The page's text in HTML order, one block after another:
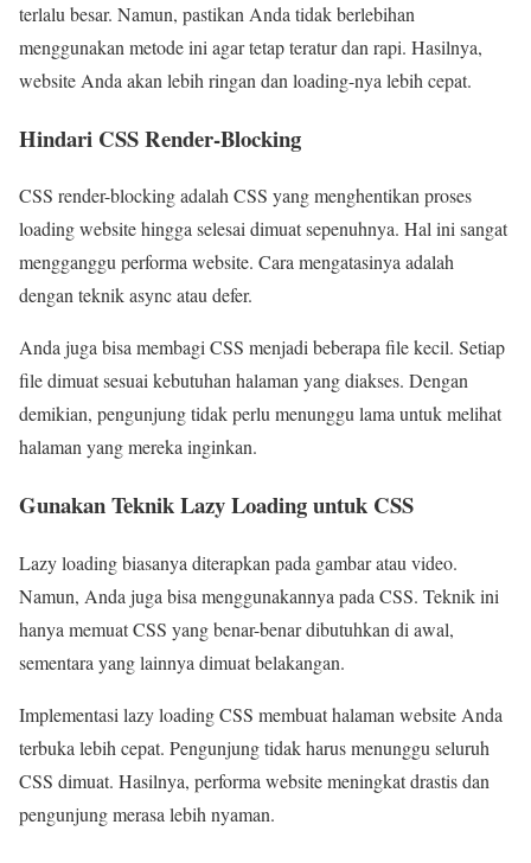
terlalu besar. Namun, pastikan Anda tidak berlebihan
menggunakan metode ini agar tetap teratur dan rapi. Hasilnya,
website Anda akan lebih ringan dan loading-nya lebih cepat.
Hindari CSS Render-Blocking
CSS render-blocking adalah CSS yang menghentikan proses
loading website hingga selesai dimuat sepenuhnya. Hal ini sangat
mengganggu performa website. Cara mengatasinya adalah
dengan teknik async atau defer.
Anda juga bisa membagi CSS menjadi beberapa file kecil. Setiap
file dimuat sesuai kebutuhan halaman yang diakses. Dengan
demikian, pengunjung tidak perlu menunggu lama untuk melihat
halaman yang mereka inginkan.
Gunakan Teknik Lazy Loading untuk CSS
Lazy loading biasanya diterapkan pada gambar atau video.
Namun, Anda juga bisa menggunakannya pada CSS. Teknik ini
hanya memuat CSS yang benar-benar dibutuhkan di awal,
sementara yang lainnya dimuat belakangan.
Implementasi lazy loading CSS membuat halaman website Anda
terbuka lebih cepat. Pengunjung tidak harus menunggu seluruh
CSS dimuat. Hasilnya, performa website meningkat drastis dan
pengunjung merasa lebih nyaman.